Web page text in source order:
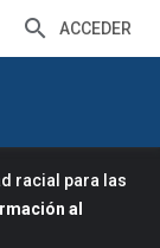
ACCEDER
racial para las
al